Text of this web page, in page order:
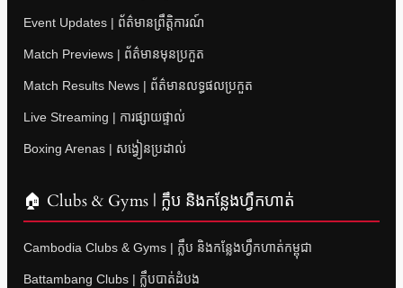
Event Updates | ព័ត៌មានព្រឹត្តិការណ៍
Match Previews | ព័ត៌មានមុនប្រកួត
Match Results News | ព័ត៌មានលទ្ធផលប្រកួត
Live Streaming | ការផ្សាយផ្ទាល់
Boxing Arenas | សង្វៀនប្រដាល់
🏠 Clubs & Gyms | ក្លឹប និងកន្លែងហ្វឹកហាត់
Cambodia Clubs & Gyms | ក្លឹប និងកន្លែងហ្វឹកហាត់កម្ពុជា
Battambang Clubs | ក្លឹបបាត់ដំបង